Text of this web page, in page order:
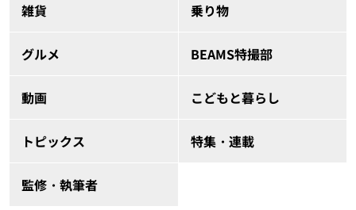
雑貨 乗り物
グルメ BEAMS特撮部
動画 こどもと暮らし
トピックス 特集・連載
監修・執筆者